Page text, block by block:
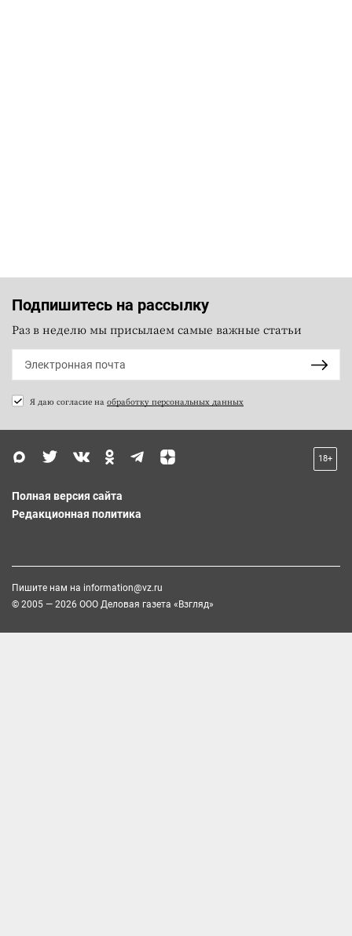
Подпишитесь на рассылку
Раз в неделю мы присылаем самые важные статьи
Я даю согласие на обработку персональных данных
18+
Полная версия сайта
Редакционная политика
Пишите нам на information@vz.ru
© 2005 — 2026 ООО Деловая газета «Взгляд»